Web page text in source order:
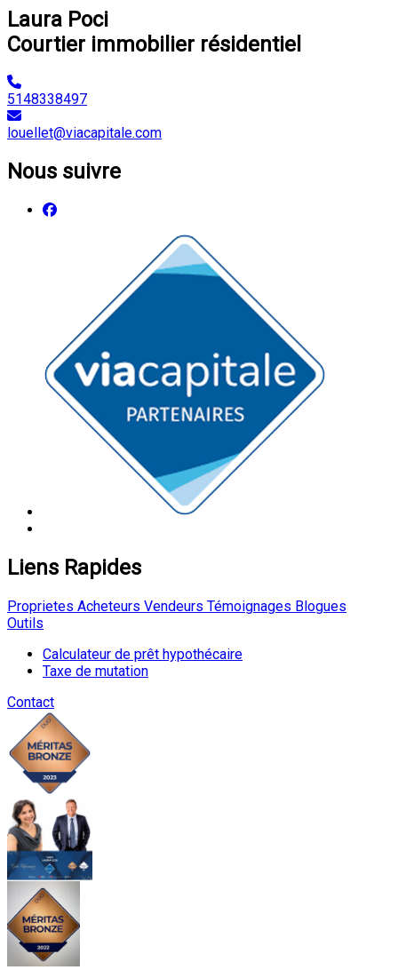
Laura Poci
Courtier immobilier résidentiel
5148338497
louellet@viacapitale.com
Nous suivre
Liens Rapides
Proprietes Acheteurs Vendeurs Témoignages Blogues
Outils
Calculateur de prêt hypothécaire
Taxe de mutation
Contact